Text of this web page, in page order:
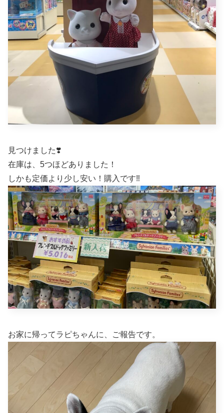
見つけました❣️
在庫は、5つほどありました！
しかも定価より少し安い！購入です‼︎
お家に帰ってラピちゃんに、ご報告です。